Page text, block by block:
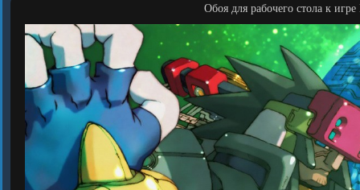
Обоя для рабочего стола к